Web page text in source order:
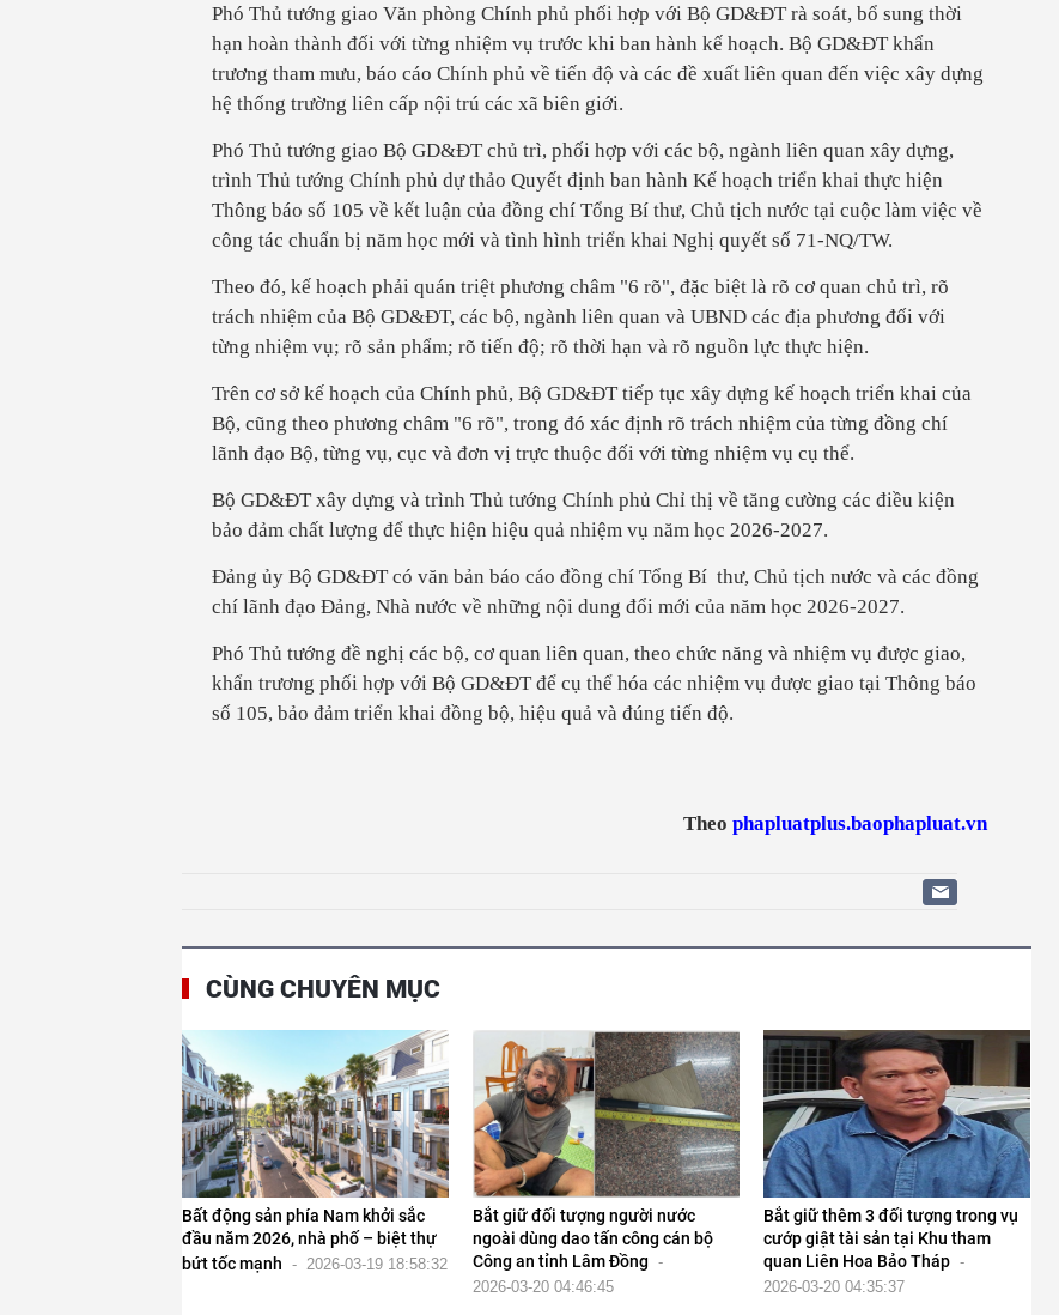
Phó Thủ tướng giao Văn phòng Chính phủ phối hợp với Bộ GD&ĐT rà soát, bổ sung thời
hạn hoàn thành đối với từng nhiệm vụ trước khi ban hành kế hoạch. Bộ GD&ĐT khẩn
trương tham mưu, báo cáo Chính phủ về tiến độ và các đề xuất liên quan đến việc xây dựng
hệ thống trường liên cấp nội trú các xã biên giới.
Phó Thủ tướng giao Bộ GD&ĐT chủ trì, phối hợp với các bộ, ngành liên quan xây dựng,
trình Thủ tướng Chính phủ dự thảo Quyết định ban hành Kế hoạch triển khai thực hiện
Thông báo số 105 về kết luận của đồng chí Tổng Bí thư, Chủ tịch nước tại cuộc làm việc về
công tác chuẩn bị năm học mới và tình hình triển khai Nghị quyết số 71-NQ/TW.
Theo đó, kế hoạch phải quán triệt phương châm "6 rõ", đặc biệt là rõ cơ quan chủ trì, rõ
trách nhiệm của Bộ GD&ĐT, các bộ, ngành liên quan và UBND các địa phương đối với
từng nhiệm vụ; rõ sản phẩm; rõ tiến độ; rõ thời hạn và rõ nguồn lực thực hiện.
Trên cơ sở kế hoạch của Chính phủ, Bộ GD&ĐT tiếp tục xây dựng kế hoạch triển khai của
Bộ, cũng theo phương châm "6 rõ", trong đó xác định rõ trách nhiệm của từng đồng chí
lãnh đạo Bộ, từng vụ, cục và đơn vị trực thuộc đối với từng nhiệm vụ cụ thể.
Bộ GD&ĐT xây dựng và trình Thủ tướng Chính phủ Chỉ thị về tăng cường các điều kiện
bảo đảm chất lượng để thực hiện hiệu quả nhiệm vụ năm học 2026-2027.
Đảng ủy Bộ GD&ĐT có văn bản báo cáo đồng chí Tổng Bí thư, Chủ tịch nước và các đồng
chí lãnh đạo Đảng, Nhà nước về những nội dung đổi mới của năm học 2026-2027.
Phó Thủ tướng đề nghị các bộ, cơ quan liên quan, theo chức năng và nhiệm vụ được giao,
khẩn trương phối hợp với Bộ GD&ĐT để cụ thể hóa các nhiệm vụ được giao tại Thông báo
số 105, bảo đảm triển khai đồng bộ, hiệu quả và đúng tiến độ.
Theo phapluatplus.baophapluat.vn
CÙNG CHUYÊN MỤC
Bất động sản phía Nam khởi sắc
đầu năm 2026, nhà phố – biệt thự
bứt tốc mạnh - 2026-03-19 18:58:32
Bắt giữ đối tượng người nước
ngoài dùng dao tấn công cán bộ
Công an tỉnh Lâm Đồng -
2026-03-20 04:46:45
Bắt giữ thêm 3 đối tượng trong vụ
cướp giật tài sản tại Khu tham
quan Liên Hoa Bảo Tháp -
2026-03-20 04:35:37